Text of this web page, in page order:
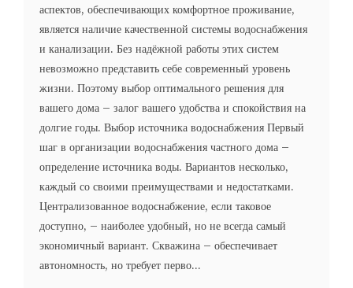
аспектов, обеспечивающих комфортное проживание,
является наличие качественной системы водоснабжения
и канализации. Без надёжной работы этих систем
невозможно представить себе современный уровень
жизни. Поэтому выбор оптимального решения для
вашего дома – залог вашего удобства и спокойствия на
долгие годы. Выбор источника водоснабжения Первый
шаг в организации водоснабжения частного дома –
определение источника воды. Вариантов несколько,
каждый со своими преимуществами и недостатками.
Централизованное водоснабжение, если таковое
доступно, – наиболее удобный, но не всегда самый
экономичный вариант. Скважина – обеспечивает
автономность, но требует перво...